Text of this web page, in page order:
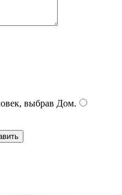
выбрав Дом.